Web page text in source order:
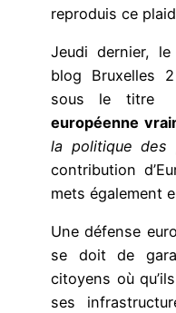
reproduis ce
Jeudi dernier,
blog Bruxelles
sous le
européenne
la politique des
contribution
mets également
Une défense
se doit de
citoyens où
ses